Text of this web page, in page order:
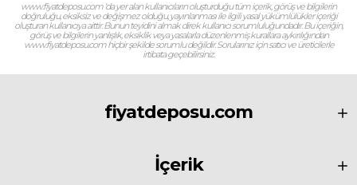
www.fiyatdeposu.com ‘da yer alan kullanıcıların oluşturduğu tüm içerik, görüş ve bilgilerin
doğruluğu, eksiksiz ve değişmez olduğu, yayınlanması ile ilgili yasal yükümlülükler içeriği
oluşturan kullanıcıya aittir. Bunun teyidini almak direk kullanıcı sorumluluğundadır. Bu içeriğin,
görüş ve bilgilerin yanlışlık, eksiklik veya yasalarla düzenlenmiş kurallara aykırılığından
www.fiyatdeposu.com hiçbir şekilde sorumlu değildir. Sorularınız için satıcı ve üreticilerle
irtibata geçebilirsiniz.
fiyatdeposu.com
İçerik